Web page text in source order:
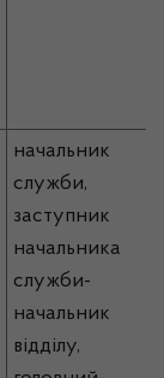
начальник
служби,
заступник
начальника
служби-
начальник
відділу,